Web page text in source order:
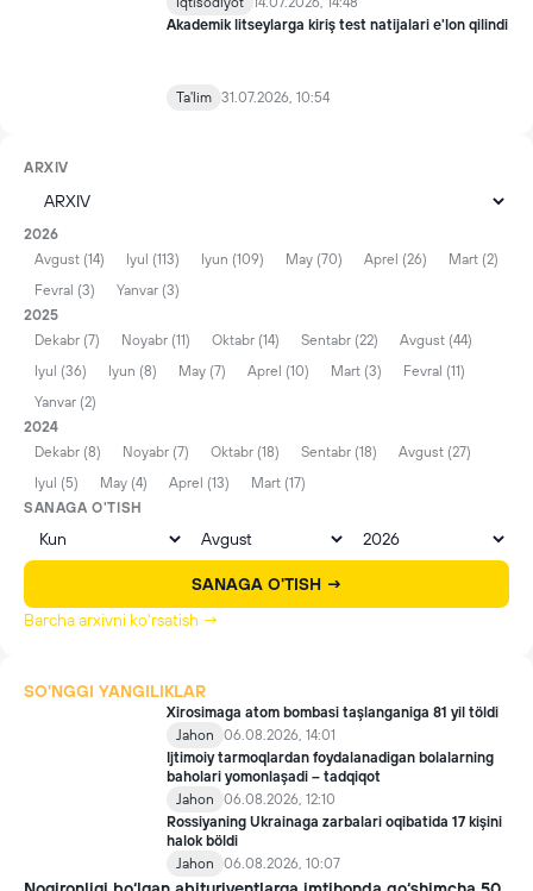
Akademik litseylarga kiriş test natijalari e'lon qilindi
Ta'lim 31.07.2026, 10:54
ARXIV
2026
Avgust (14)
Iyul (113) Iyun (109) May (70) Aprel (26)
Mart (2)
Fevral (3)
Yanvar (3)
2025
Dekabr (7)
Noyabr (11) Oktabr (14) Sentabr (22)
Avgust (44)
Iyul (36)
Iyun (8) May (7) Aprel (10) Mart (3)
Fevral (11)
Yanvar (2)
2024
Dekabr (8)
Noyabr (7) Oktabr (18) Sentabr (18)
Avgust (27)
Iyul (5)
May (4) Aprel (13)
Mart (17)
SANAGA O'TISH
SANAGA O'TISH →
Barcha arxivni ko'rsatish →
SO'NGGI YANGILIKLAR
Xirosimaga atom bombasi taşlanganiga 81 yil töldi
Jahon
06.08.2026, 14:01
Ijtimoiy tarmoqlardan foydalanadigan bolalarning
baholari yomonlaşadi – tadqiqot
Jahon
06.08.2026, 12:10
Rossiyaning Ukrainaga zarbalari oqibatida 17 kişini
halok böldi
Jahon
06.08.2026, 10:07